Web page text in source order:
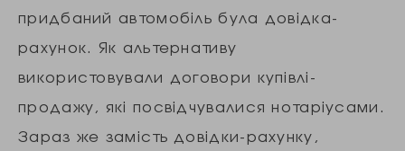
придбаний автомобіль була довідка-
рахунок. Як альтернативу
використовували договори купівлі-
продажу, які посвідчувалися нотаріусами.
Зараз же замість довідки-рахунку,